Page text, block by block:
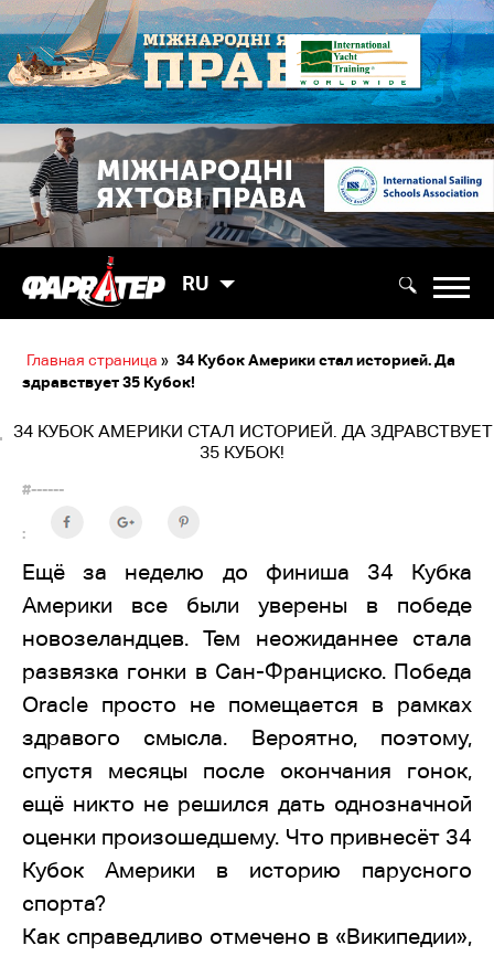
RU
Главная страница » 34 Кубок Америки стал историей. Да
здравствует 35 Кубок!
34 КУБОК АМЕРИКИ СТАЛ ИСТОРИЕЙ. ДА ЗДРАВСТВУЕТ
35 КУБОК!
#------
:
Ещё за неделю до финиша 34 Кубка
Америки все были уверены в победе
новозеландцев. Тем неожиданнее стала
развязка гонки в Сан-Франциско. Победа
Oracle просто не помещается в рамках
здравого смысла. Вероятно, поэтому,
спустя месяцы после окончания гонок,
ещё никто не решился дать однозначной
оценки произошедшему. Что привнесёт 34
Кубок Америки в историю парусного
спорта?
Как справедливо отмечено в «Википедии»,